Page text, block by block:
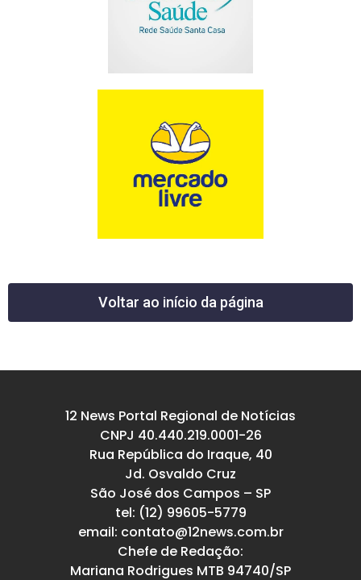
Voltar ao início da página
12 News Portal Regional de Notícias
CNPJ 40.440.219.0001-26
Rua República do Iraque, 40
Jd. Osvaldo Cruz
São José dos Campos – SP
tel: (12) 99605-5779
email: contato@12news.com.br
Chefe de Redação:
Mariana Rodrigues MTB 94740/SP